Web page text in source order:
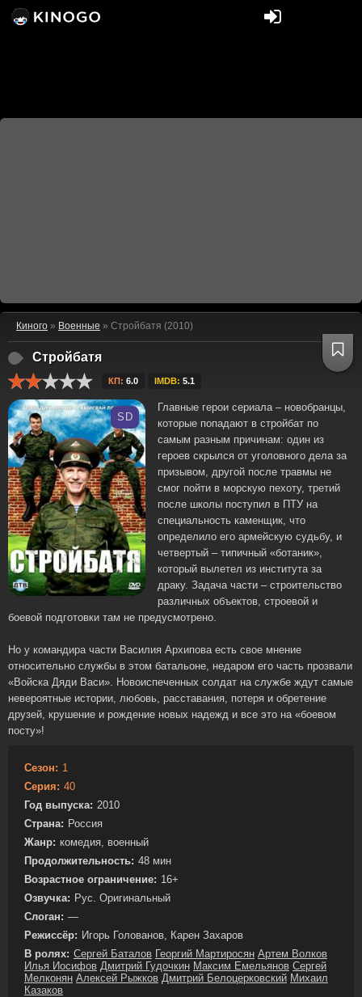
Киного » Военные » Стройбатя (2010)
Стройбатя
КП: 6.0 IMDB: 5.1
SD
Главные герои сериала – новобранцы,
которые попадают в стройбат по
самым разным причинам: один из
героев скрылся от уголовного дела за
призывом, другой после травмы не
смог пойти в морскую пехоту, третий
после школы поступил в ПТУ на
специальность каменщик, что
определило его армейскую судьбу, и
четвертый – типичный «ботаник»,
который вылетел из института за
драку. Задача части – строительство
различных объектов, строевой и
боевой подготовки там не предусмотрено.
Но у командира части Василия Архипова есть свое мнение
относительно службы в этом батальоне, недаром его часть прозвали
«Войска Дяди Васи». Новоиспеченных солдат на службе ждут самые
невероятные истории, любовь, расставания, потеря и обретение
друзей, крушение и рождение новых надежд и все это на «боевом
посту»!
Сезон: 1
Серия: 40
Год выпуска: 2010
Страна: Россия
Жанр: комедия, военный
Продолжительность: 48 мин
Возрастное ограничение: 16+
Озвучка: Рус. Оригинальный
Слоган: —
Режиссёр: Игорь Голованов, Карен Захаров
В ролях: Сергей Баталов Георгий Мартиросян Артем Волков
Илья Иосифов Дмитрий Гудочкин Максим Емельянов Сергей
Мелконян Алексей Рыжков Дмитрий Белоцерковский Михаил
Казаков